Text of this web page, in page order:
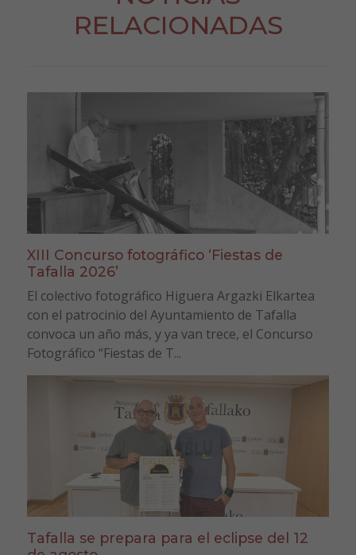
RELACIONADAS
XIII Concurso fotográfico ‘Fiestas de
Tafalla 2026’
El colectivo fotográfico Higuera Argazki Elkartea
con el patrocinio del Ayuntamiento de Tafalla
convoca un año más, y ya van trece, el Concurso
Fotográfico “Fiestas de T...
Tafalla se prepara para el eclipse del 12